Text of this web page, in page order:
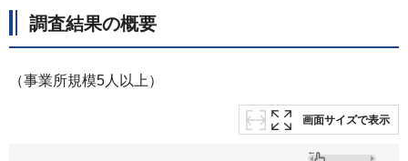
調査結果の概要
（事業所規模5人以上）
画面サイズで表示